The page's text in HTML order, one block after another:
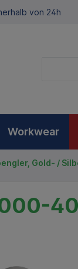
von 24h
Workwear
Gold- /
40